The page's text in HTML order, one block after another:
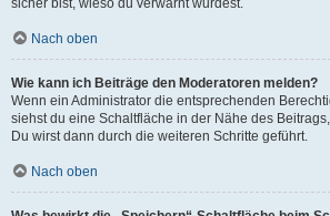
sicher bist, wieso du verwarnt wurdest.
Nach oben
Wie kann ich Beiträge den Moderatoren melden?
Wenn ein Administrator die entsprechenden
siehst du eine Schaltfläche in der Nähe des
Du wirst dann durch die weiteren Schritte geführt.
Nach oben